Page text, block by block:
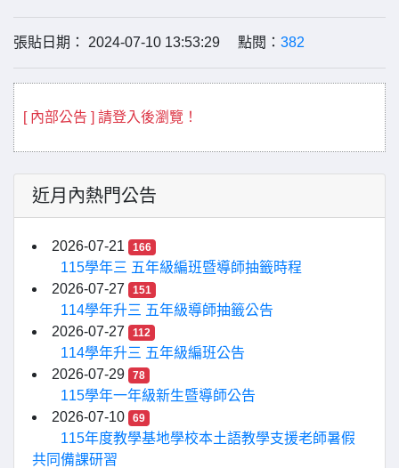
張貼日期： 2024-07-10 13:53:29 點閱： 382
[ 內部公告 ] 請登入後瀏覽！
近月內熱門公告
2026-07-21 166
115學年三 五年級編班暨導師抽籤時程
2026-07-27
151
114學年升三 五年級導師抽籤公告
2026-07-27
112
114學年升三 五年級編班公告
2026-07-29
78
115學年一年級新生暨導師公告
2026-07-10
69
115年度教學基地學校本土語教學支援老師暑假
共同備課研習